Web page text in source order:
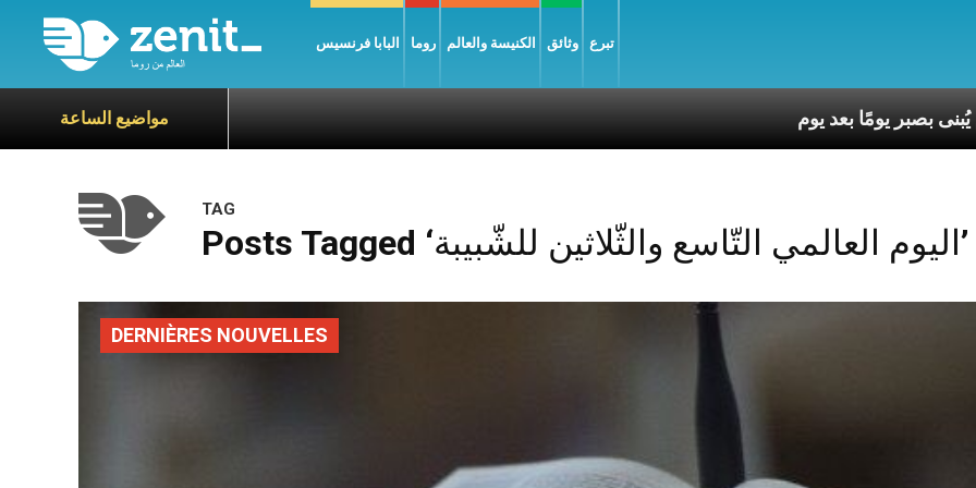
البابا فرنسيس روما الكنيسة والعالم وثائق تبرع
مواضيع الساعة
TAG
Posts Tagged ‘اليوم العالمي التّاسع والثّلاثين للشّبيبة’
DERNIÈRES NOUVELLES